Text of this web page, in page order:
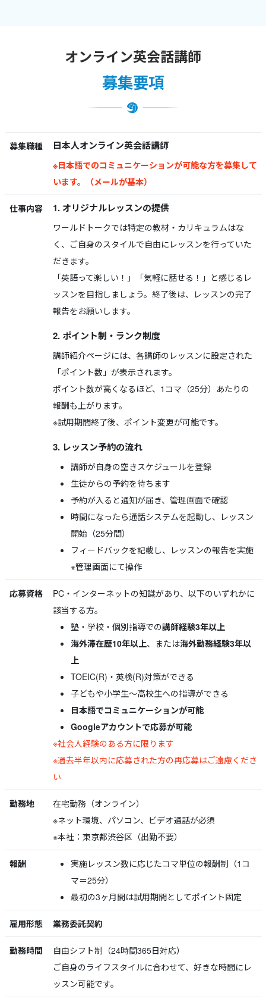
オンライン英会話講師
募集要項
募集職種 日本人オンライン英会話講師
※日本語でのコミュニケーションが可能な方を募集して
います。（メールが基本）
仕事内容 1. オリジナルレッスンの提供
ワールドトークでは特定の教材・カリキュラムはな
く、ご自身のスタイルで自由にレッスンを行っていた
だきます。
「英語って楽しい！」「気軽に話せる！」と感じるレ
ッスンを目指しましょう。終了後は、レッスンの完了
報告をお願いします。
2. ポイント制・ランク制度
講師紹介ページには、各講師のレッスンに設定された
「ポイント数」が表示されます。
ポイント数が高くなるほど、1コマ（25分）あたりの
報酬も上がります。
※試用期間終了後、ポイント変更が可能です。
3. レッスン予約の流れ
講師が自身の空きスケジュールを登録
生徒からの予約を待ちます
予約が入ると通知が届き、管理画面で確認
時間になったら通話システムを起動し、レッスン
開始（25分間）
フィードバックを記載し、レッスンの報告を実施
※管理画面にて操作
応募資格
PC・インターネットの知識があり、以下のいずれかに
該当する方。
塾・学校・個別指導での講師経験3年以上
海外滞在歴10年以上、または海外勤務経験3年以
上
TOEIC(R)・英検(R)対策ができる
子どもや小学生～高校生への指導ができる
日本語でコミュニケーションが可能
Googleアカウントで応募が可能
※社会人経験のある方に限ります
※過去半年以内に応募された方の再応募はご遠慮くださ
い
勤務地
在宅勤務（オンライン）
※ネット環境、パソコン、ビデオ通話が必須
※本社：東京都渋谷区（出勤不要）
報酬
実施レッスン数に応じたコマ単位の報酬制（1コ
マ＝25分）
最初の3ヶ月間は試用期間としてポイント固定
雇用形態 業務委託契約
勤務時間
自由シフト制（24時間365日対応）
ご自身のライフスタイルに合わせて、好きな時間にレ
ッスン可能です。